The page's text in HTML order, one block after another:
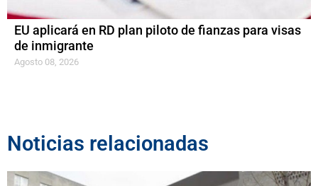
EU aplicará en RD plan piloto de fianzas para visas
de inmigrante
Agosto 08, 2026
Noticias relacionadas